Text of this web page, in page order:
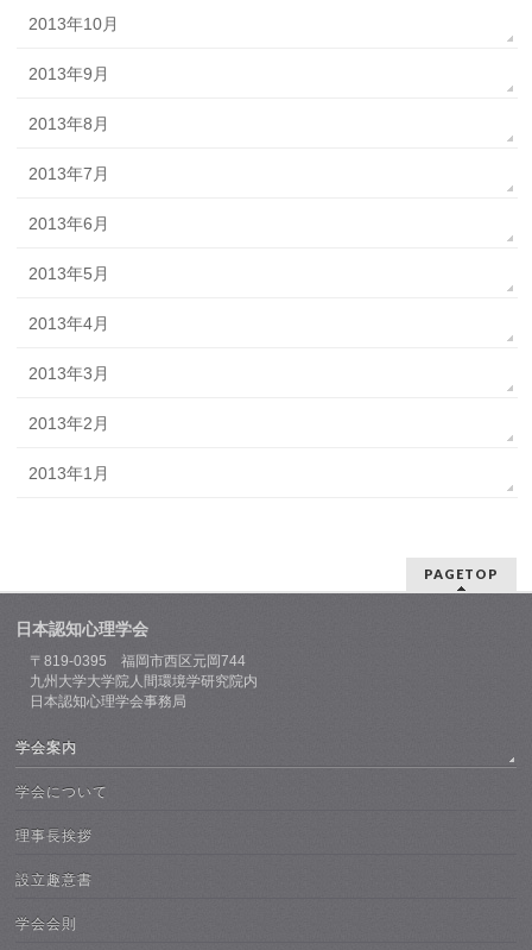
2013年10月
2013年9月
2013年8月
2013年7月
2013年6月
2013年5月
2013年4月
2013年3月
2013年2月
2013年1月
PAGETOP
日本認知心理学会
〒819-0395 福岡市西区元岡744
九州大学大学院人間環境学研究院内
日本認知心理学会事務局
学会案内
学会について
理事長挨拶
設立趣意書
学会会則